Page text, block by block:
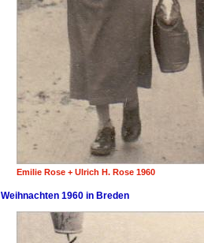
Emilie Rose + Ulrich H. Rose 1960
Weihnachten 1960 in Breden